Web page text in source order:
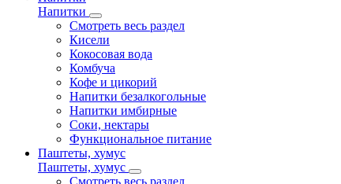
Напитки
Смотреть весь раздел
Кисели
Кокосовая вода
Комбуча
Кофе и цикорий
Напитки безалкогольные
Напитки имбирные
Соки, нектары
Функциональное питание
Паштеты, хумус
Паштеты, хумус
Смотреть весь раздел